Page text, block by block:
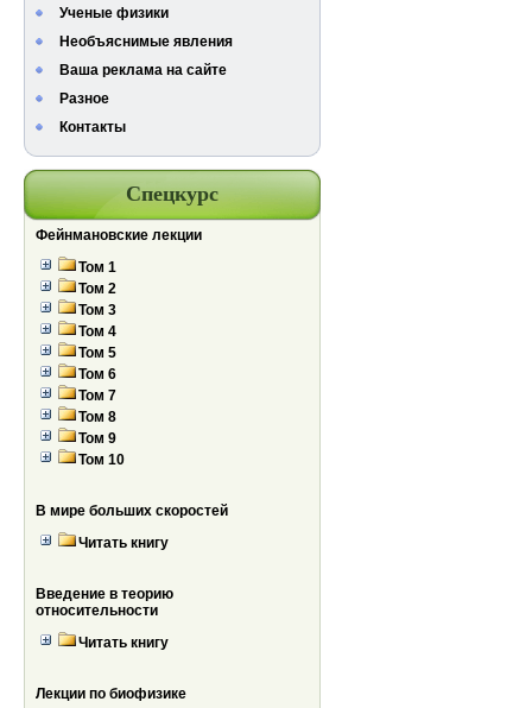
Ученые физики
Необъяснимые явления
Ваша реклама на сайте
Разное
Контакты
Спецкурс
Фейнмановские лекции
Том 1
Том 2
Том 3
Том 4
Том 5
Том 6
Том 7
Том 8
Том 9
Том 10
В мире больших скоростей
Читать книгу
Введение в теорию
относительности
Читать книгу
Лекции по биофизике